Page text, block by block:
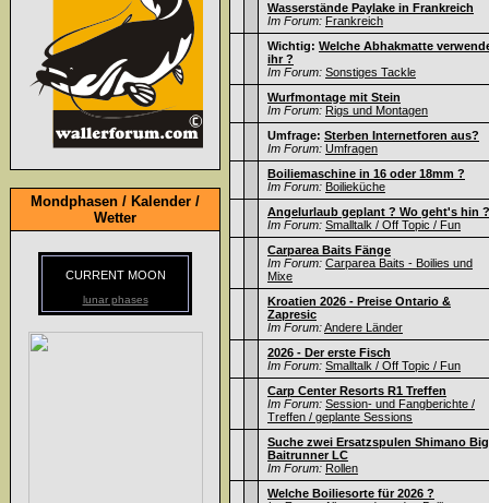
Mondphasen / Kalender /
Wetter
CURRENT MOON
lunar phases
Wasserstände Paylake in Frankreich
Im Forum: Frankreich
Wichtig: Welche Abhakmatte
ihr ?
Im Forum: Sonstiges Tackle
Wurfmontage mit Stein
Im Forum: Rigs und Montagen
Umfrage: Sterben Internetforen aus?
Im Forum: Umfragen
Boiliemaschine in 16 oder 18mm ?
Im Forum: Boilieküche
Angelurlaub geplant ? Wo geht's hin ?
Im Forum: Smalltalk / Off Topic / Fun
Carparea Baits Fänge
Im Forum: Carparea Baits - Boilies und
Mixe
Kroatien 2026 - Preise Ontario &
Zapresic
Im Forum:Andere Länder
2026 - Der erste Fisch
Im Forum: Smalltalk / Off Topic / Fun
Carp Center Resorts R1 Treffen
Im Forum: Session- und Fangberichte /
Treffen / geplante Sessions
Suche zwei Ersatzspulen Shimano Big
Baitrunner LC
Im Forum: Rollen
Welche Boiliesorte für 2026 ?